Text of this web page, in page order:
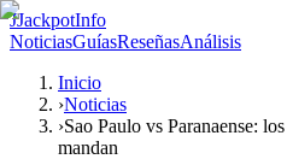
JJackpotInfo
NoticiasGuíasReseñasAnálisis
Inicio
›Noticias
›Sao Paulo vs Paranaense:
mandan